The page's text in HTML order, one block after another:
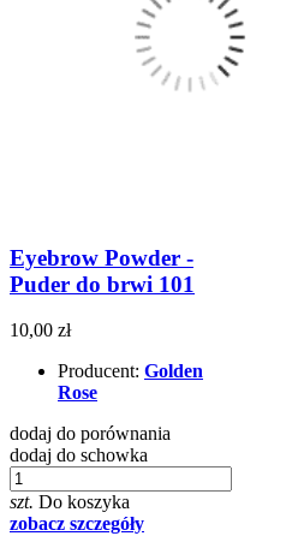
Eyebrow Powder -
Puder do brwi 101
10,00 zł
Producent: Golden
Rose
dodaj do porównania
dodaj do schowka
szt. Do koszyka
zobacz szczegóły